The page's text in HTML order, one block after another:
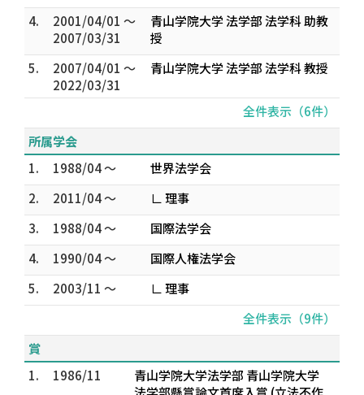
4.
2001/04/01 ～
2007/03/31
青山学院大学 法学部 法学科 助教
授
5.
2007/04/01 ～
2022/03/31
青山学院大学 法学部 法学科 教授
全件表示（6件）
所属学会
1.
1988/04 ～
世界法学会
2.
2011/04 ～
∟ 理事
3.
1988/04 ～
国際法学会
4.
1990/04 ～
国際人権法学会
5.
2003/11 ～
∟ 理事
全件表示（9件）
賞
1.
1986/11
青山学院大学法学部 青山学院大学